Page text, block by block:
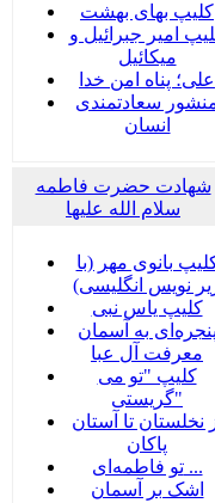
کلیپ بهای بهشت
امیر جبرائیل و
میکائیل
علی؛ پناه امن خدا
سعادتمندی
انسان
شهادت حضرت فاطمه
سلام الله علیها
بانوی مهر (با
نویس انگلیسی)
کلیپ یاس نبی
پنجره‌ای به آسمان
معرفت آل عبا
کلیپ "تو می
گریستی"
نخلستان تا آستان
پاکان
تو فاطمه‌ای ...
اشک بر آسمان